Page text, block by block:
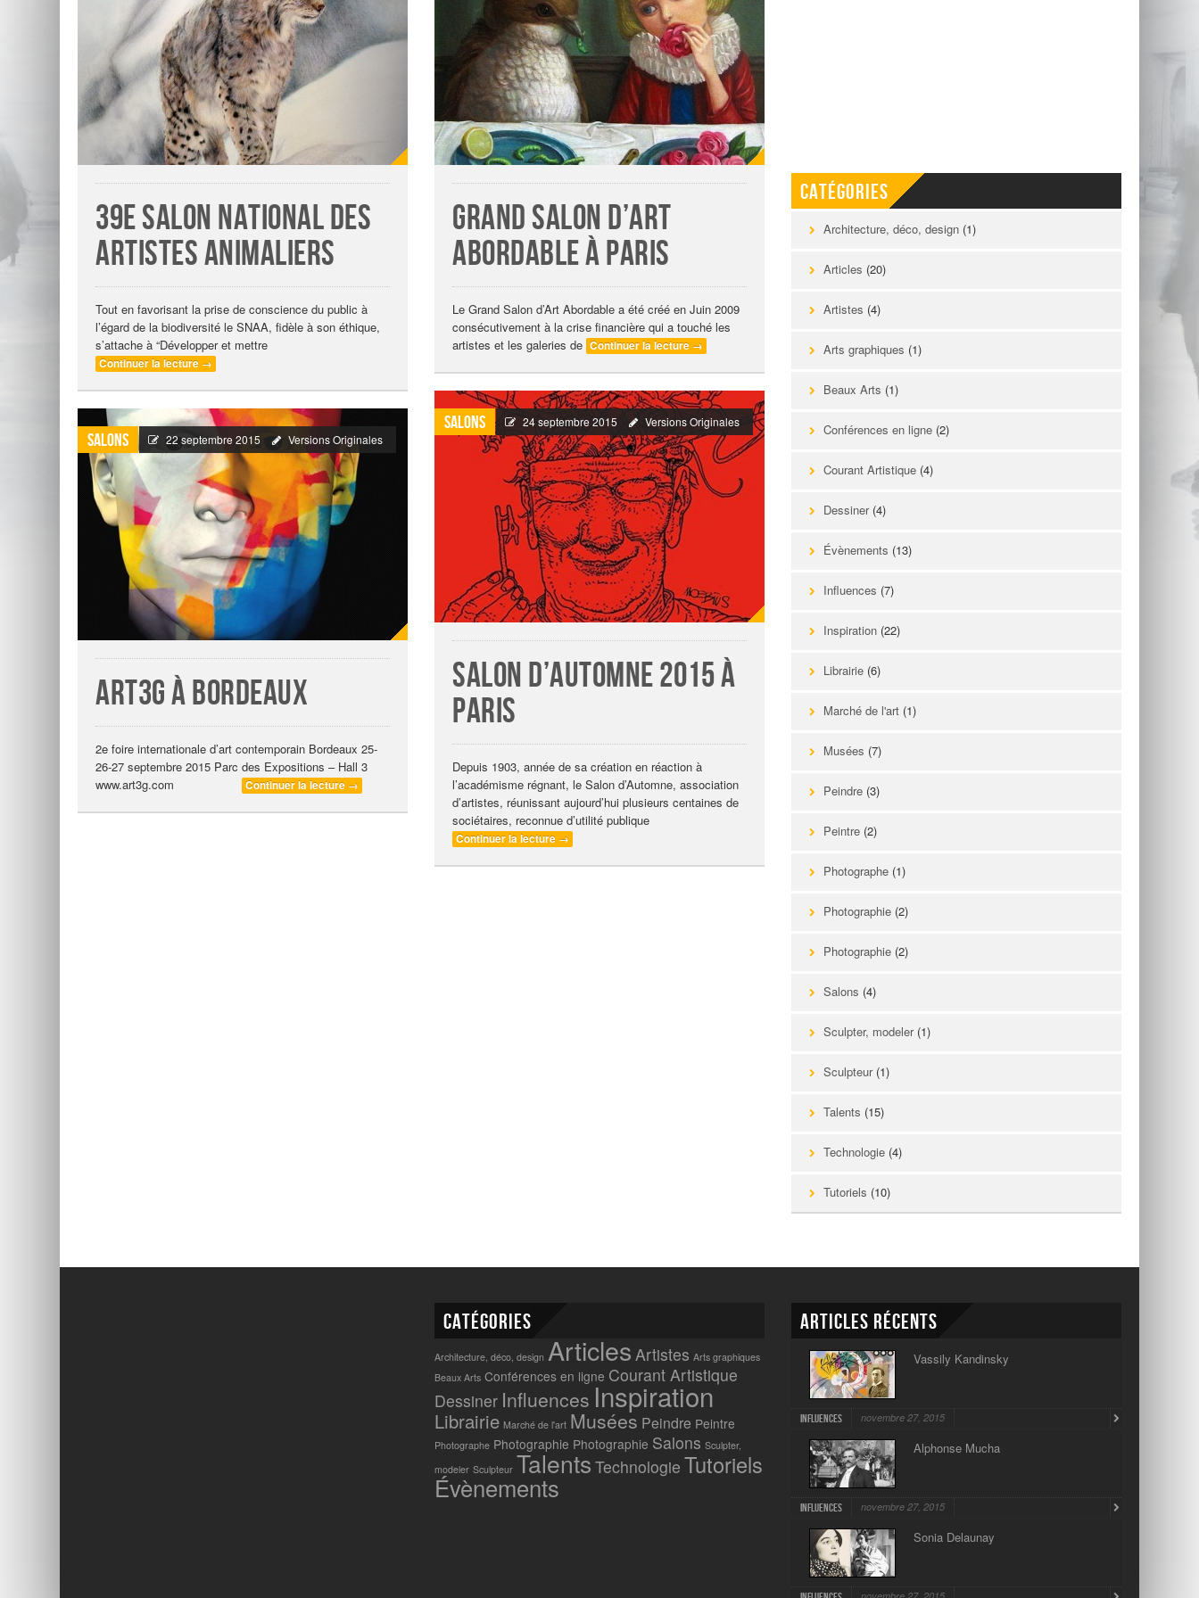
39e Salon National des
Artistes Animaliers
Tout en favorisant la prise de conscience du public à
l’égard de la biodiversité le SNAA, fidèle à son éthique,
s’attache à “Développer et mettre
Continuer la lecture →
Grand salon d’art
abordable à Paris
Le Grand Salon d’Art Abordable a été créé en Juin 2009
consécutivement à la crise financière qui a touché les
artistes et les galeries de Continuer la lecture →
Salons 24 septembre 2015 Versions Originales
Salon d’automne 2015 à
Paris
Depuis 1903, année de sa création en réaction à
l’académisme régnant, le Salon d’Automne, association
d’artistes, réunissant aujourd’hui plusieurs centaines de
sociétaires, reconnue d’utilité publique
Continuer la lecture →
Salons 22 septembre 2015 Versions Originales
Art3G à Bordeaux
2e foire internationale d’art contemporain Bordeaux 25-
26-27 septembre 2015 Parc des Expositions – Hall 3
www.art3g.com
Continuer la lecture →
Catégories
Architecture, déco, design (1)
Articles (20)
Artistes (4)
Arts graphiques (1)
Beaux Arts (1)
Conférences en ligne (2)
Courant Artistique (4)
Dessiner(4)
Évènements (13)
Influences (7)
Inspiration (22)
Librairie (6)
Marché de l'art (1)
Musées (7)
Peindre (3)
Peintre (2)
Photographe (1)
Photographie (2)
Photographie (2)
Salons (4)
Sculpter, modeler(1)
Sculpteur(1)
Talents (15)
Technologie (4)
Tutoriels (10)
Catégories
Architecture, déco, design Articles Artistes Arts graphiques
Beaux Arts Conférences en ligne Courant Artistique
Dessiner Influences Inspiration
Librairie Marché de l'art Musées Peindre Peintre
Photographe Photographie Photographie Salons Sculpter,
modeler Sculpteur Talents Technologie Tutoriels
Évènements
Articles récents
Vassily Kandinsky
Influences novembre 27, 2015
Alphonse Mucha
Influences novembre 27, 2015
Sonia Delaunay